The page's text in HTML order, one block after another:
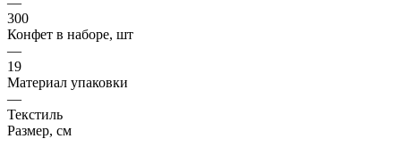
300
Конфет в наборе, шт
—
19
Материал упаковки
—
Текстиль
Размер, см